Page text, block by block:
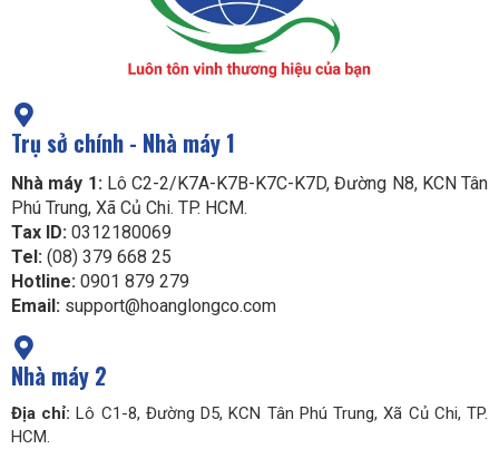
Trụ sở chính - Nhà máy 1
Nhà máy 1:Lô C2-2/K7A-K7B-K7C-K7D, Đường N8, KCN Tân
Phú Trung, Xã Củ Chi. TP. HCM.
Tax ID: 0312180069
Tel: (08) 379 668 25
Hotline: 0901 879 279
Email: support@hoanglongco.com
Nhà máy 2
Địa chỉ: Lô C1-8, Đường D5, KCN Tân Phú Trung, Xã Củ Chi, TP.
HCM.